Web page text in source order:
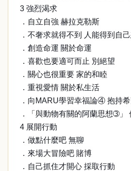
3 強烈渴求
．自立自強 赫拉克勒斯
．不奢求就得不到 人能得到自
．創造命運 關於命運
．喜歡也要適可而止 別絕望
．關心也很重要 家的和睦
．重視愛情 關於私生活
．向MARU學習幸福論④ 抱持
．「與動物有關的阿蘭思想➂」
4 展開行動
．做點什麼吧 無聊
．來場大冒險吧 賭博
．自己抓住才開心 採取行動